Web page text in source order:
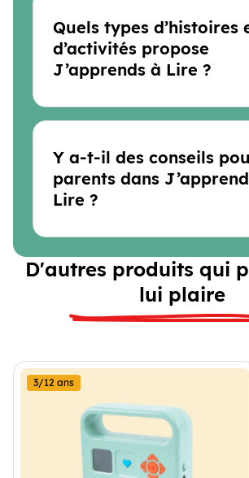
Quels types d’histoires
d’activités propose
J’apprends à Lire ?
Y a-t-il des conseils
parents dans
Lire ?
D'autres produits qui
lui plaire
3/12 ans